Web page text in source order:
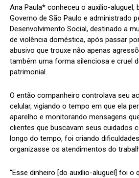
Ana Paula* conheceu o auxílio-aluguel,
Governo de São Paulo e administrado
Desenvolvimento Social, destinado a
de violência doméstica, após passar
abusivo que trouxe não apenas
também uma forma silenciosa e cruel
patrimonial.
O então companheiro controlava seu
celular, vigiando o tempo em que ela
aparelho e monitorando mensagens
clientes que buscavam seus cuidados
longo do tempo, foi criando
organizasse os atendimentos do
“Esse dinheiro [do auxílio-aluguel] foi o